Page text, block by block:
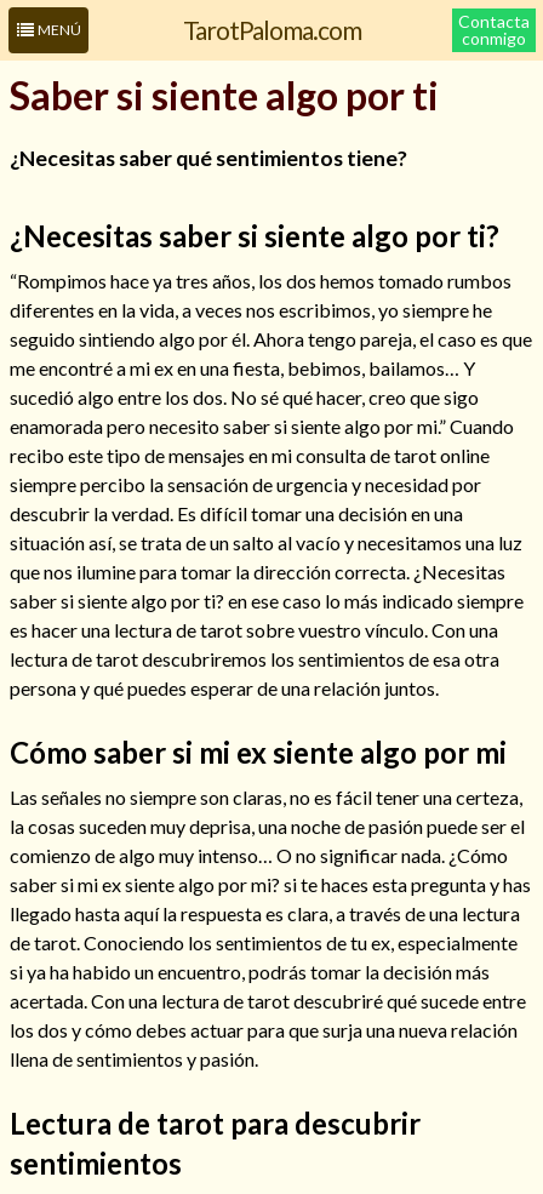
MENÚ TarotPaloma.com
Contacta
conmigo
Hechizos de amor
Amarre para recuperar a mi pareja
Saber si siente algo por ti
¿Necesitas saber qué sentimientos tiene?
¿Necesitas saber si siente algo por ti?
“Rompimos hace ya tres años, los dos hemos tomado rumbos
diferentes en la vida, a veces nos escribimos, yo siempre he
seguido sintiendo algo por él. Ahora tengo pareja, el caso es que
me encontré a mi ex en una fiesta, bebimos, bailamos… Y
sucedió algo entre los dos. No sé qué hacer, creo que sigo
enamorada pero necesito saber si siente algo por mi.” Cuando
recibo este tipo de mensajes en mi consulta de tarot online
siempre percibo la sensación de urgencia y necesidad por
descubrir la verdad. Es difícil tomar una decisión en una
situación así, se trata de un salto al vacío y necesitamos una luz
que nos ilumine para tomar la dirección correcta. ¿Necesitas
saber si siente algo por ti? en ese caso lo más indicado siempre
es hacer una lectura de tarot sobre vuestro vínculo. Con una
lectura de tarot descubriremos los sentimientos de esa otra
persona y qué puedes esperar de una relación juntos.
Cómo saber si mi ex siente algo por mi
Las señales no siempre son claras, no es fácil tener una certeza,
la cosas suceden muy deprisa, una noche de pasión puede ser el
comienzo de algo muy intenso… O no significar nada. ¿Cómo
saber si mi ex siente algo por mi? si te haces esta pregunta y has
llegado hasta aquí la respuesta es clara, a través de una lectura
de tarot. Conociendo los sentimientos de tu ex, especialmente
si ya ha habido un encuentro, podrás tomar la decisión más
acertada. Con una lectura de tarot descubriré qué sucede entre
los dos y cómo debes actuar para que surja una nueva relación
llena de sentimientos y pasión.
Lectura de tarot para descubrir
sentimientos